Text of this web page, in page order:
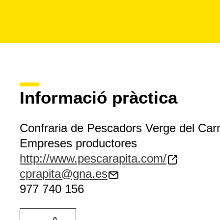
Informació pràctica
Confraria de Pescadors Verge del
Empreses productores
http://www.pescarapita.com/
cprapita@gna.es
977 740 156